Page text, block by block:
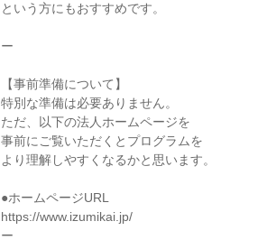
という方にもおすすめです。
ー
【事前準備について】
特別な準備は必要ありません。
ただ、以下の法人ホームページを
事前にご覧いただくとプログラムを
より理解しやすくなるかと思います。
●ホームページURL
https://www.izumikai.jp/
ー